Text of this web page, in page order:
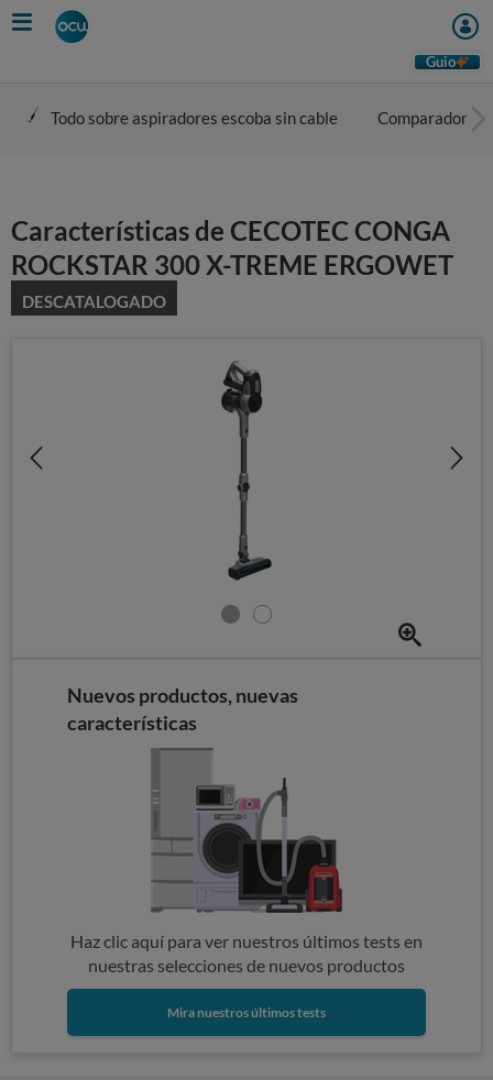
Skip
to
Guio
Todo sobre aspiradores escoba sin cable Comparador
Características de CECOTEC CONGA
ROCKSTAR 300 X-TREME ERGOWET
DESCATALOGADO
Nuevos productos, nuevas
características
Haz clic aquí para ver nuestros últimos tests en
nuestras selecciones de nuevos productos
Mira nuestros últimos tests